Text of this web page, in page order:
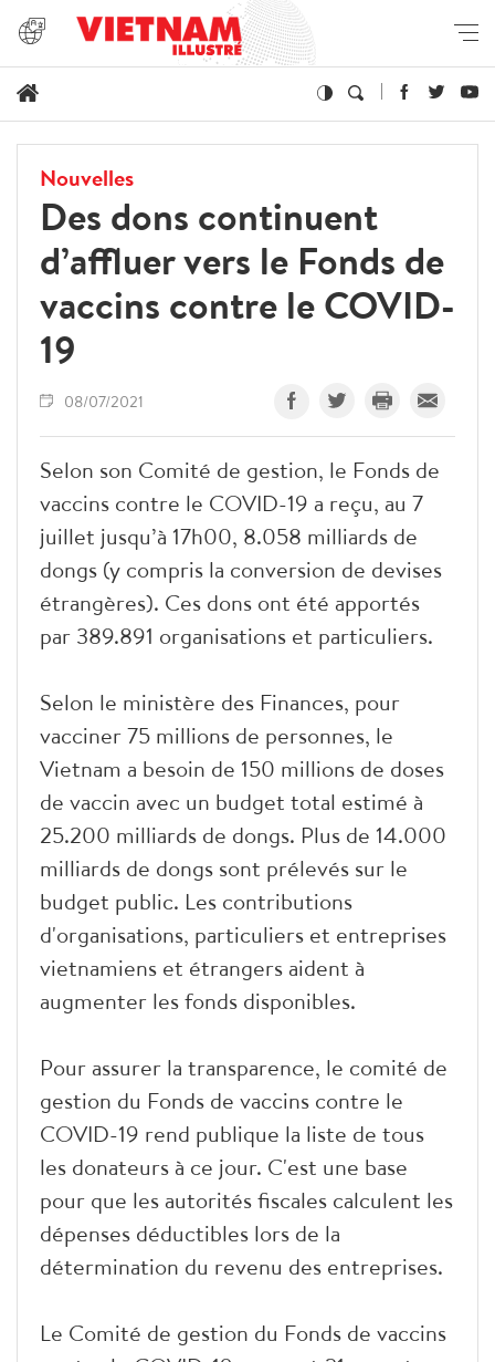
Nouvelles
Des dons continuent
d’affluer vers le Fonds de
vaccins contre le COVID-
19
08/07/2021
Selon son Comité de gestion, le Fonds de
vaccins contre le COVID-19 a reçu, au 7
juillet jusqu’à 17h00, 8.058 milliards de
dongs (y compris la conversion de devises
étrangères). Ces dons ont été apportés
par 389.891 organisations et particuliers.
Selon le ministère des Finances, pour
vacciner 75 millions de personnes, le
Vietnam a besoin de 150 millions de doses
de vaccin avec un budget total estimé à
25.200 milliards de dongs. Plus de 14.000
milliards de dongs sont prélevés sur le
budget public. Les contributions
d'organisations, particuliers et entreprises
vietnamiens et étrangers aident à
augmenter les fonds disponibles.
Pour assurer la transparence, le comité de
gestion du Fonds de vaccins contre le
COVID-19 rend publique la liste de tous
les donateurs à ce jour. C'est une base
pour que les autorités fiscales calculent les
dépenses déductibles lors de la
détermination du revenu des entreprises.
Le Comité de gestion du Fonds de vaccins